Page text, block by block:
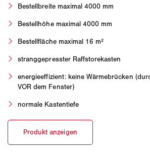
Bestellbreite maximal 4000 mm
Bestellhöhe maximal 4000 mm
Bestellfläche maximal 16 m²
stranggepresster Raffstorekasten
energieeffizient: keine Wärmebrücken
VOR dem Fenster)
normale Kastentiefe